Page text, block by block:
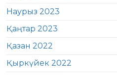
Наурыз 2023
Қаңтар 2023
Қазан 2022
Қыркүйек 2022